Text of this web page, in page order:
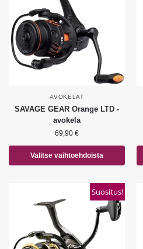
AVOKELAT
SAVAGE GEAR Orange LTD -
avokela
69,90 €
Valitse vaihtoehdoista
Suositus!